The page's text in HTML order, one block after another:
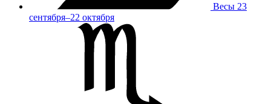
Весы 23
сентября–22 октября